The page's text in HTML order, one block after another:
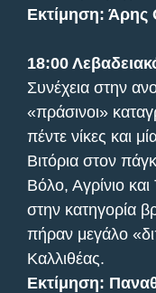
Εκτίμηση: Άρης
18:00
Συνέχεια στην
«πράσινοι»
πέντε νίκες και
Βιτόρια στον
Βόλο, Αγρίνιο
στην κατηγορία
πήραν μεγάλο
Καλλιθέας.
Εκτίμηση: